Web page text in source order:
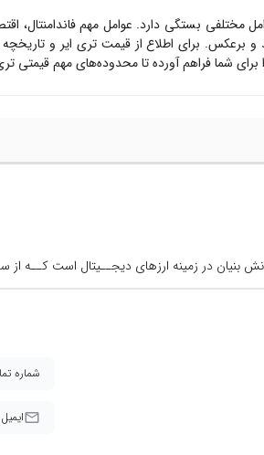
مختلفی بستگی دارد. عوامل مهم فاندامنتال،
برعکس. برای اطلاع از قیمتتری ایر و
شما فراهم آورده تا محدوده‌های مهم قیمتی
زمینه ارزهای دیجــیتال است کــه از ســال ۱۳۹۷ بــا هــدف
شماره